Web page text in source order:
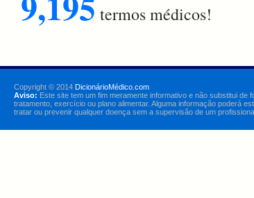
termos médicos!
Copyright © 2014 DicionárioMédico.com
Aviso: Este site tem um fim meramente informativo e não substitui
tratamento, exercício ou plano alimentar. Alguma informação poderá
tratar ou prevenir qualquer doença sem a supervisão de um